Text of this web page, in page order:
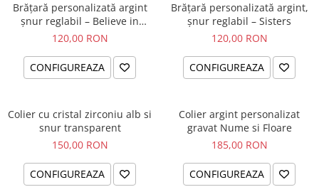
Brățară personalizată argint
șnur reglabil – Believe in
Yourself
120,00 RON
CONFIGUREAZA
Brățară personalizată argint,
șnur reglabil – Sisters
120,00 RON
CONFIGUREAZA
Colier cu cristal zirconiu alb si
snur transparent
150,00 RON
CONFIGUREAZA
Colier argint personalizat
gravat Nume si Floare
185,00 RON
CONFIGUREAZA